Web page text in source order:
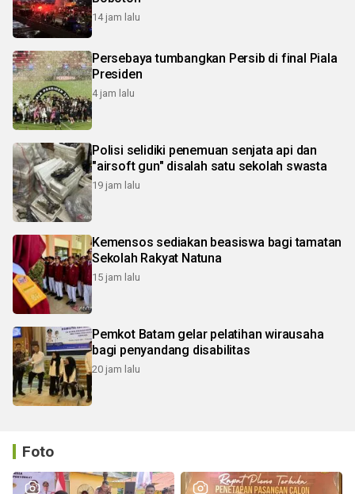
14 jam lalu
Persebaya tumbangkan Persib di final Piala
Presiden
4 jam lalu
Polisi selidiki penemuan senjata api dan
"airsoft gun" disalah satu sekolah swasta
19 jam lalu
Kemensos sediakan beasiswa bagi tamatan
Sekolah Rakyat Natuna
15 jam lalu
Pemkot Batam gelar pelatihan wirausaha
bagi penyandang disabilitas
20 jam lalu
Foto